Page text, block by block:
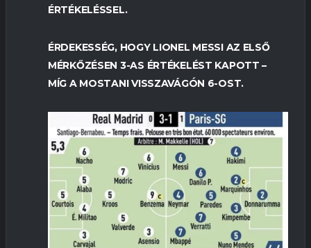
ÉRTÉKELÉSSEL.
ÉRDEKESSÉG, HOGY LIONEL MESSI AZ ELSŐ
MÉRKŐZÉSEN 3-AS ÉRTÉKELÉST KAPOTT –
MÍG A MOSTANI VISSZAVÁGÓN 6-OST.